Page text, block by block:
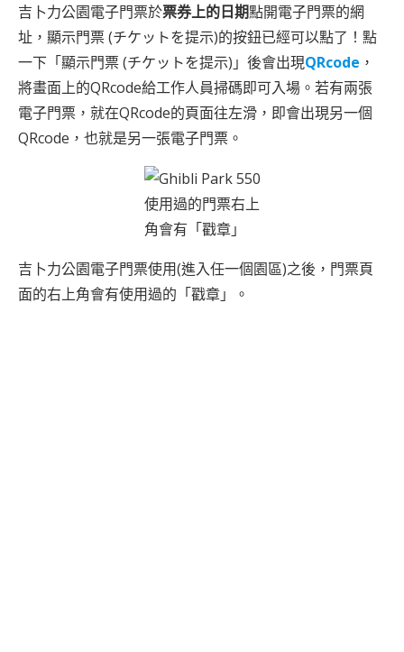
吉卜力公園電子門票於票券上的日期點開電子門票的網
址，顯示門票 (チケットを提示)的按鈕已經可以點了！點
一下「顯示門票 (チケットを提示)」後會出現QRcode ，
將畫面上的QRcode給工作人員掃碼即可入場。若有兩張
電子門票，就在QRcode的頁面往左滑，即會出現另一個
QRcode，也就是另一張電子門票。
使用過的門票右上
角會有「戳章」
吉卜力公園電子門票使用(進入任一個園區)之後，門票頁
面的右上角會有使用過的「戳章」。